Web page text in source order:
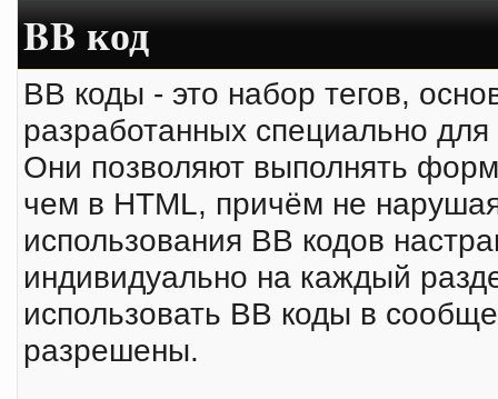
BB код
BB коды - это набор тегов,
разработанных специально
Они позволяют выполнять
чем в HTML, причём не
использования BB кодов
индивидуально на каждый
использовать BB коды в
разрешены.